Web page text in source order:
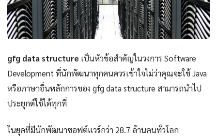
gfg data structure เป็นหัวข้อสำคัญในวงการ Software
Development ที่นักพัฒนาทุกคนควรเข้าใจไม่ว่าคุณจะใช้ Java
หรือภาษาอื่นหลักการของ gfg data structure สามารถนำไป
ประยุกต์ใช้ได้ทุกที่
ในยุคที่มีนักพัฒนาซอฟต์แวร์กว่า 28.7 ล้านคนทั่วโลก